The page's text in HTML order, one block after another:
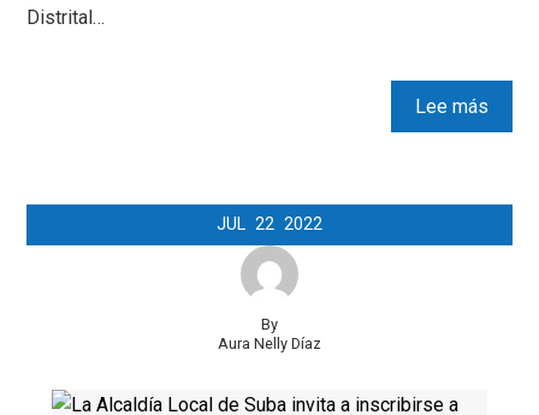
Distrital…
Lee más
JUL 22 2022
By
Aura Nelly Díaz